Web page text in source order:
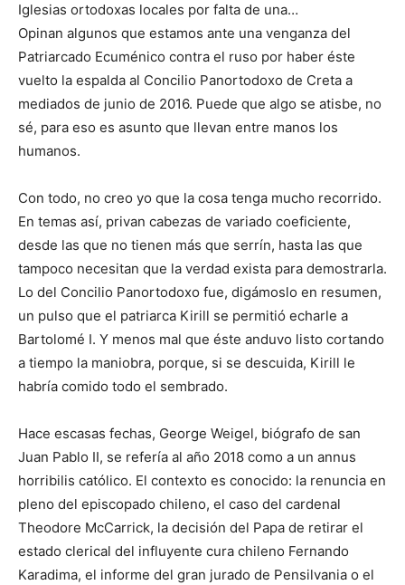
Iglesias ortodoxas locales por falta de una…
Opinan algunos que estamos ante una venganza del
Patriarcado Ecuménico contra el ruso por haber éste
vuelto la espalda al Concilio Panortodoxo de Creta a
mediados de junio de 2016. Puede que algo se atisbe, no
sé, para eso es asunto que llevan entre manos los
humanos.
Con todo, no creo yo que la cosa tenga mucho recorrido.
En temas así, privan cabezas de variado coeficiente,
desde las que no tienen más que serrín, hasta las que
tampoco necesitan que la verdad exista para demostrarla.
Lo del Concilio Panortodoxo fue, digámoslo en resumen,
un pulso que el patriarca Kirill se permitió echarle a
Bartolomé I. Y menos mal que éste anduvo listo cortando
a tiempo la maniobra, porque, si se descuida, Kirill le
habría comido todo el sembrado.
Hace escasas fechas, George Weigel, biógrafo de san
Juan Pablo II, se refería al año 2018 como a un annus
horribilis católico. El contexto es conocido: la renuncia en
pleno del episcopado chileno, el caso del cardenal
Theodore McCarrick, la decisión del Papa de retirar el
estado clerical del influyente cura chileno Fernando
Karadima, el informe del gran jurado de Pensilvania o el